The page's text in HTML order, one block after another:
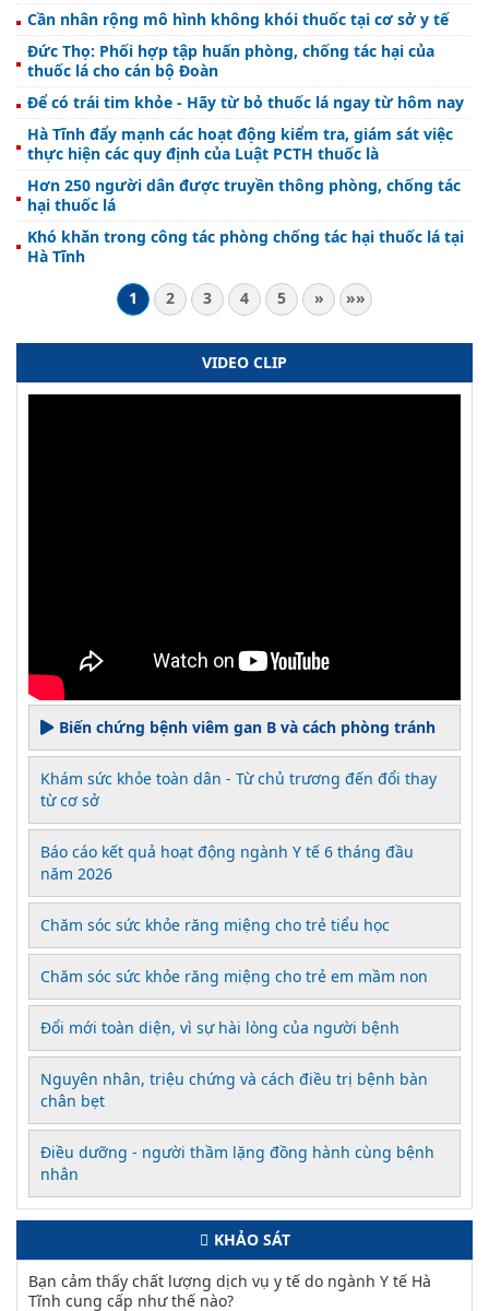
Cần nhân rộng mô hình không khói thuốc tại cơ sở y tế
Đức Thọ: Phối hợp tập huấn phòng, chống tác hại của
thuốc lá cho cán bộ Đoàn
Để có trái tim khỏe - Hãy từ bỏ thuốc lá ngay từ hôm nay
Hà Tĩnh đẩy mạnh các hoạt động kiểm tra, giám sát việc
thực hiện các quy định của Luật PCTH thuốc là
Hơn 250 người dân được truyền thông phòng, chống tác
hại thuốc lá
Khó khăn trong công tác phòng chống tác hại thuốc lá tại
Hà Tĩnh
1
2 3 4 5 » »»
VIDEO CLIP
Biến chứng bệnh viêm gan B và cách phòng tránh
Khám sức khỏe toàn dân - Từ chủ trương đến đổi thay
từ cơ sở
Báo cáo kết quả hoạt động ngành Y tế 6 tháng đầu
năm 2026
Chăm sóc sức khỏe răng miệng cho trẻ tiểu học
Chăm sóc sức khỏe răng miệng cho trẻ em mầm non
Đổi mới toàn diện, vì sự hài lòng của người bệnh
Nguyên nhân, triệu chứng và cách điều trị bệnh bàn
chân bẹt
Điều dưỡng - người thầm lặng đồng hành cùng bệnh
nhân
KHẢO SÁT
Bạn cảm thấy chất lượng dịch vụ y tế do ngành Y tế Hà
Tĩnh cung cấp như thế nào?